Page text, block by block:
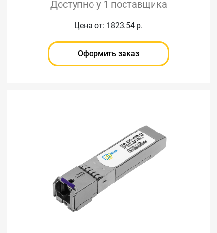
Доступно у 1 поставщика
Цена от: 1823.54 р.
Оформить заказ